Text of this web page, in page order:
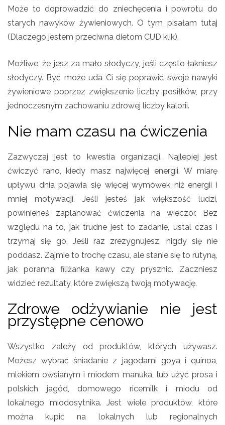
Może to doprowadzić do zniechęcenia i powrotu do
starych nawyków żywieniowych. O tym pisałam tutaj
(Dlaczego jestem przeciwna dietom CUD klik).
Możliwe, że jesz za mało słodyczy, jeśli często łakniesz
słodyczy. Być może uda Ci się poprawić swoje nawyki
żywieniowe poprzez zwiększenie liczby posiłków, przy
jednoczesnym zachowaniu zdrowej liczby kalorii.
Nie mam czasu na ćwiczenia
Zazwyczaj jest to kwestia organizacji. Najlepiej jest
ćwiczyć rano, kiedy masz najwięcej energii. W miarę
upływu dnia pojawia się więcej wymówek niż energii i
mniej motywacji. Jeśli jesteś jak większość ludzi,
powinieneś zaplanować ćwiczenia na wieczór. Bez
względu na to, jak trudne jest to zadanie, ustal czas i
trzymaj się go. Jeśli raz zrezygnujesz, nigdy się nie
poddasz. Zajmie to trochę czasu, ale stanie się to rutyną,
jak poranna filiżanka kawy czy prysznic. Zaczniesz
widzieć rezultaty, które zwiększą twoją motywację.
Zdrowe odżywianie nie jest
przystępne cenowo
Wszystko zależy od produktów, których używasz.
Możesz wybrać śniadanie z jagodami goya i quinoa,
mlekiem owsianym i miodem manuka, lub użyć prosa i
polskich jagód, domowego ricemilk i miodu od
lokalnego miodosytnika. Jest wiele produktów, które
można kupić na lokalnych lub regionalnych